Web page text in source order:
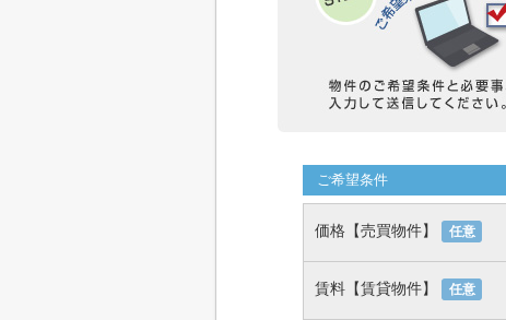
ご希望条件
価格【売買物件】 任意
賃料【賃貸物件】 任意